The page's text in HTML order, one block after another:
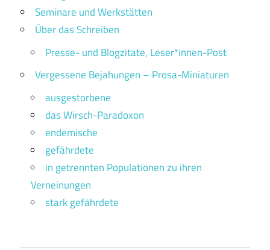
Seminare und Werkstätten
Über das Schreiben
Presse- und Blogzitate, Leser*innen-Post
Vergessene Bejahungen – Prosa-Miniaturen
ausgestorbene
das Wirsch-Paradoxon
endemische
gefährdete
in getrennten Populationen zu ihren
Verneinungen
stark gefährdete